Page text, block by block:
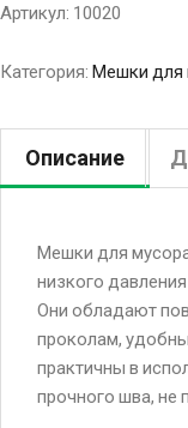
Артикул: 10020
Категория: Мешки для
Описание
Мешки для
низкого
Они обладают
проколам,
практичны в
прочного шва, не